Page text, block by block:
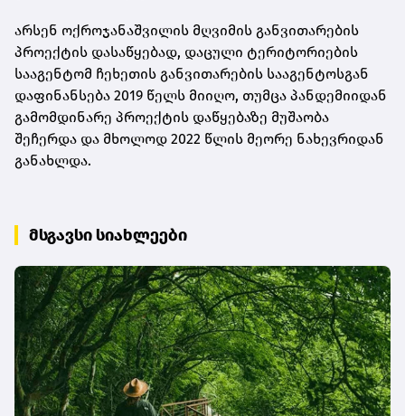
არსენ ოქროჯანაშვილის მღვიმის განვითარების
პროექტის დასაწყებად, დაცული ტერიტორიების
სააგენტომ ჩეხეთის განვითარების სააგენტოსგან
დაფინანსება 2019 წელს მიიღო, თუმცა პანდემიიდან
გამომდინარე პროექტის დაწყებაზე მუშაობა
შეჩერდა და მხოლოდ 2022 წლის მეორე ნახევრიდან
განახლდა.
მსგავსი სიახლეები